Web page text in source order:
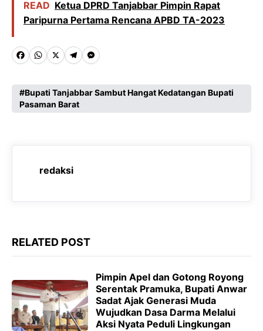
READ Ketua DPRD Tanjabbar Pimpin Rapat
Paripurna Pertama Rencana APBD TA-2023
F
c
e
o
W
a
t
A
p
X T
l
e
r
a
M
s
s
n
r
Bupati Tanjabbar Sambut Hangat Kedatangan Bupati
Pasaman Barat
redaksi
RELATED POST
Pimpin Apel dan Gotong Royong
Serentak Pramuka, Bupati Anwar
Sadat Ajak Generasi Muda
Wujudkan Dasa Darma Melalui
Aksi Nyata Peduli Lingkungan